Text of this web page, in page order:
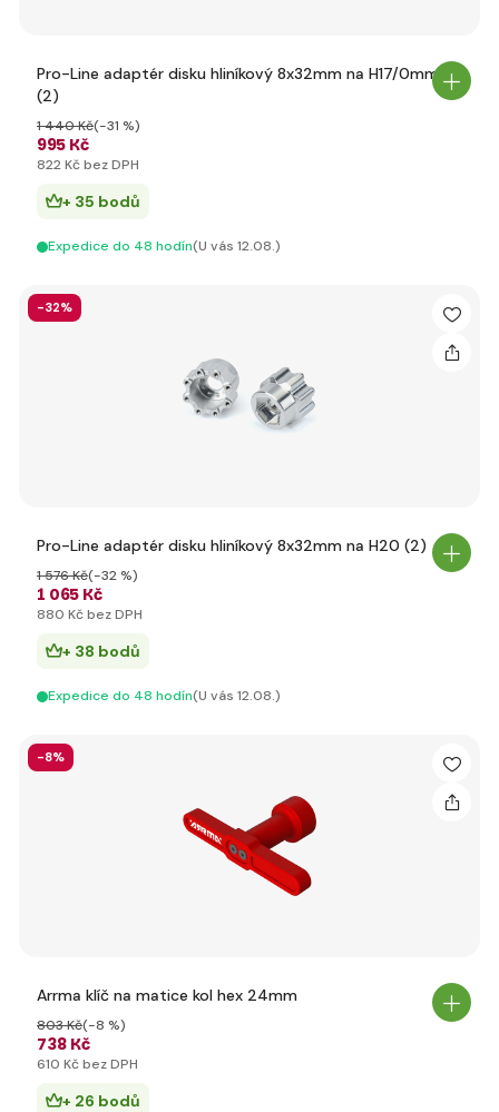
Pro-Line adaptér disku hliníkový 8x32mm na H17/0mm
(2)
995 Kč
1 440 Kč(-31 %)
822 Kč bez DPH
+ 35 bodů
Expedice do 48 hodín(U vás 12.08.)
-32%
Pro-Line adaptér disku hliníkový 8x32mm na H20 (2)
1 065 Kč
1 576 Kč(-32 %)
880 Kč bez DPH
+ 38 bodů
Expedice do 48 hodín(U vás 12.08.)
-8%
Arrma klíč na matice kol hex 24mm
738 Kč
803 Kč(-8 %)
610 Kč bez DPH
+ 26 bodů